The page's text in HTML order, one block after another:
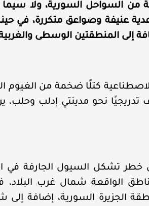
السواحل السورية، ولا سيما
عنيفة وصواعق متكررة، في
إلى المنطقتين الوسطى
كتلًا ضخمة من الغيوم
تدريجيًا نحو مدينتي إدلب
خطر تشكل السيول الجارفة في
الواقعة شمال غرب البلاد،
الجزيرة السورية، إضافة إلى